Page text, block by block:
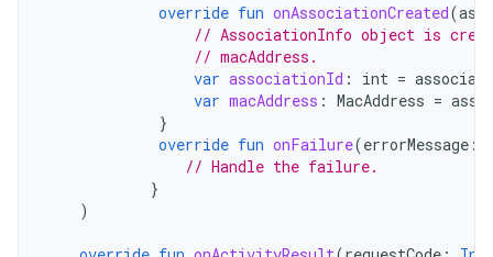
override fun onAssociationCreated(
// AssociationInfo object is
// macAddress.
var associationId : int =
var macAddress : MacAddress =
}
override fun onFailure(errorMessage :
// Handle the failure.
}
)